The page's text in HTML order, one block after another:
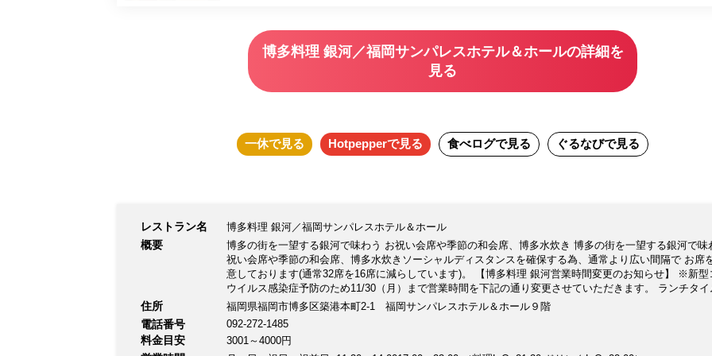
博多料理 銀河／福岡サンパレスホテル＆ホールの詳細を
見る
一休で見る Hotpepperで見る 食べログで見る ぐるなびで見る
レストラン名 博多料理 銀河／福岡サンパレスホテル＆ホール
概要
博多の街を一望する銀河で味わう お祝い会席や季節の和会席、博多水炊き 博多の街を一望する銀河で味
祝い会席や季節の和会席、博多水炊きソーシャルディスタンスを確保する為、通常より広い間隔で お席
意しております(通常32席を16席に減らしています)。 【博多料理 銀河営業時間変更のお知らせ】 ※新型
ウイルス感染症予防のため11/30（月）まで営業時間を下記の通り変更させていただきます。 ランチタイ
11:30〜14:30（14:00オーダーストップ） ディナータイム 17:00〜21:00（20:30オーダーストップ） お客
大変ご迷惑をお掛けいたしますが、何卒ご理解賜りますようお願い申し上げます 。 【ホテル上層階・全
側】 美しい博多の街並みや博多湾を一望 抜群の眺望をお楽しみ頂けます 【こだわりの和会席と博多水炊
福岡・博多の和食料理界をリードしてきた料理長が 監修する和会席や博多水炊き。 水炊きの鶏肉は地元
住所 福岡県福岡市博多区築港本町2-1 福岡サンパレスホテル＆ホール９階
電話番号 092-272-1485
料金目安 3001～4000円